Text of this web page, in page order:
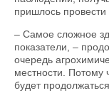
пришлось провести
– Самое сложное
показатели, –
очередь
местности. Потому
будет